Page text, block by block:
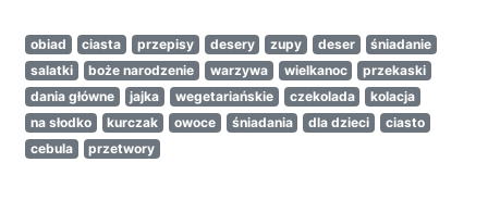
obiad ciasta przepisy desery zupy deser
śniadanie
salatki
boże narodzenie warzywa wielkanoc
przekaski
dania główne
jajka wegetariańskie czekolada
kolacja
na słodko
kurczak owoce śniadania dla dzieci
ciasto
cebula
przetwory